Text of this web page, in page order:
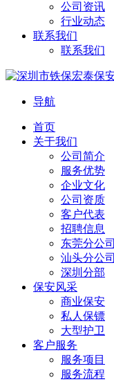
公司资讯
行业动态
联系我们
联系我们
导航
首页
关于我们
公司简介
服务优势
企业文化
公司资质
客户代表
招聘信息
东莞分公司
汕头分公司
深圳分部
保安风采
商业保安
私人保镖
大型护卫
客户服务
服务项目
服务流程